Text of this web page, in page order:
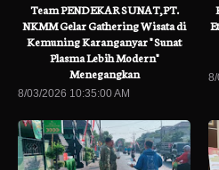
Team PENDEKAR SUNAT,PT.
NKMM Gelar Gathering Wisata di
Kemuning Karanganyar " Sunat
Plasma Lebih Modern"
Menegangkan
8/03/2026 10:35:00 AM